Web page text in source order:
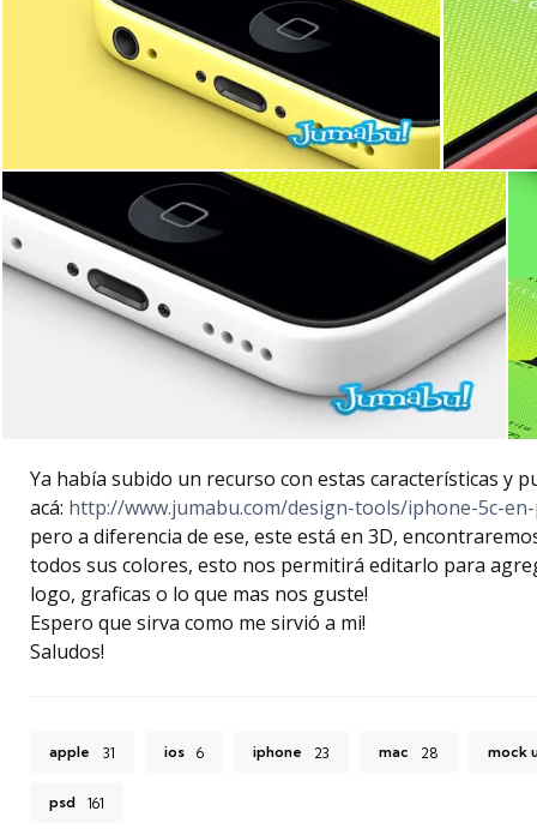
Ya había subido un recurso con estas características y
acá: http://www.jumabu.com/design-tools/iphone-5c-
pero a diferencia de ese, este está en 3D,
todos sus colores, esto nos permitirá editarlo para
logo, graficas o lo que mas nos guste!
Espero que sirva como me sirvió a mi!
Saludos!
apple 31 ios 6 iphone 23 mac 28 mock
psd 161